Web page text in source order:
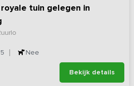
tuin gelegen in
5 Nee
Bekijk details